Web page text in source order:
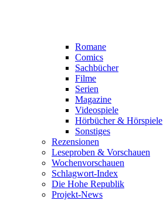
Romane
Comics
Sachbücher
Filme
Serien
Magazine
Videospiele
Hörbücher & Hörspiele
Sonstiges
Rezensionen
Leseproben & Vorschauen
Wochenvorschauen
Schlagwort-Index
Die Hohe Republik
Projekt-News